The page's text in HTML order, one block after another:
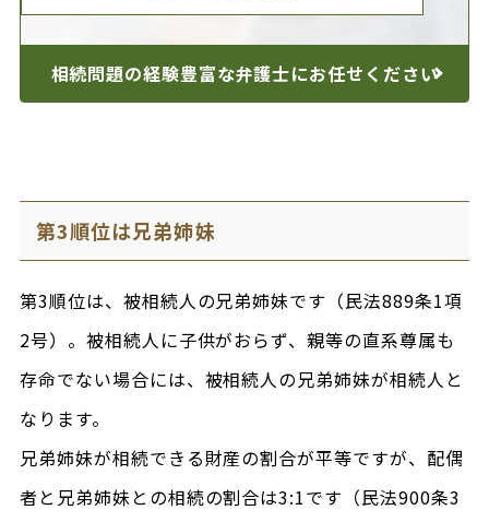
相続問題の経験豊富な弁護士にお任せください
第3順位は兄弟姉妹
第3順位は、被相続人の兄弟姉妹です（民法889条1項
2号）。被相続人に子供がおらず、親等の直系尊属も
存命でない場合には、被相続人の兄弟姉妹が相続人と
なります。
兄弟姉妹が相続できる財産の割合が平等ですが、配偶
者と兄弟姉妹との相続の割合は3:1です（民法900条3